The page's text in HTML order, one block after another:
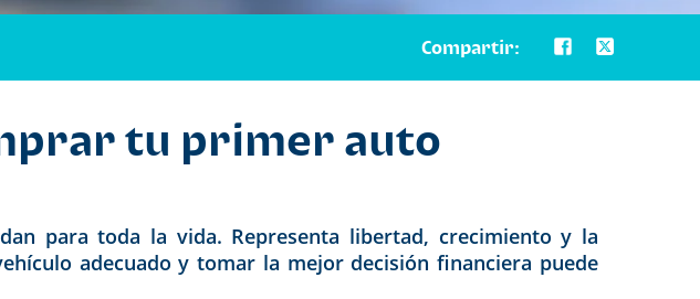
Compartir:
tu primer auto
para toda la vida. Representa libertad, crecimiento y la
adecuado y tomar la mejor decisión financiera puede